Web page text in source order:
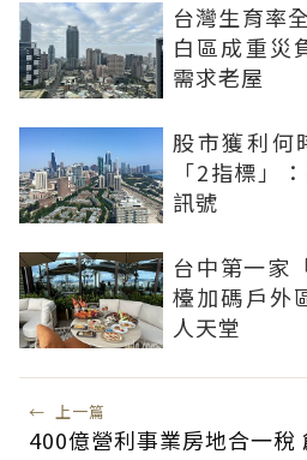
台灣生育率
白區成重災
需求老屋
股市獲利何
「2指標」
訊號
台中第一家
檯加碼戶外
人天堂
← 上一篇
400億營利事業房地合一稅